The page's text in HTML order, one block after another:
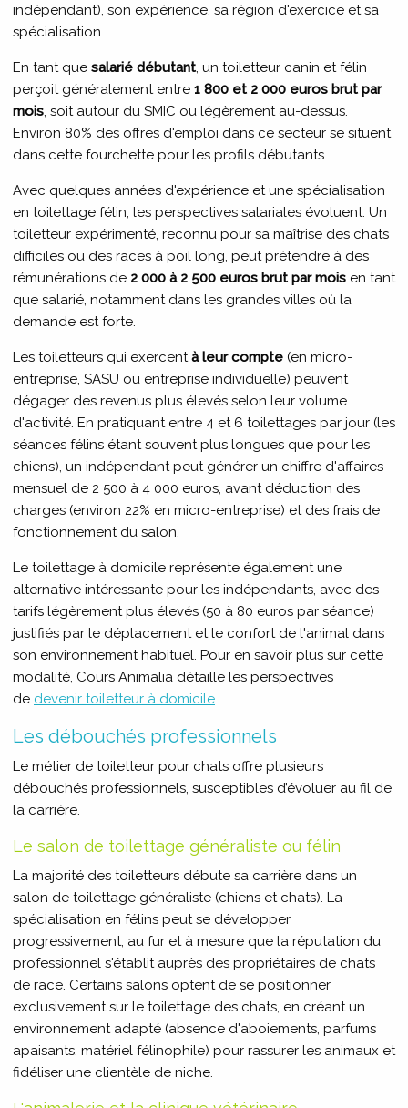
indépendant), son expérience, sa région d'exercice et sa
spécialisation.
En tant que salarié débutant, un toiletteur canin et félin
perçoit généralement entre 1 800 et 2 000 euros brut par
mois, soit autour du SMIC ou légèrement au-dessus.
Environ 80% des offres d'emploi dans ce secteur se situent
dans cette fourchette pour les profils débutants.
Avec quelques années d'expérience et une spécialisation
en toilettage félin, les perspectives salariales évoluent. Un
toiletteur expérimenté, reconnu pour sa maîtrise des chats
difficiles ou des races à poil long, peut prétendre à des
rémunérations de 2 000 à 2 500 euros brut par mois en tant
que salarié, notamment dans les grandes villes où la
demande est forte.
Les toiletteurs qui exercentà leur compte (en micro-
entreprise, SASU ou entreprise individuelle) peuvent
dégager des revenus plus élevés selon leur volume
d'activité. En pratiquant entre 4 et 6 toilettages par jour (les
séances félins étant souvent plus longues que pour les
chiens), un indépendant peut générer un chiffre d'affaires
mensuel de 2 500 à 4 000 euros, avant déduction des
charges (environ 22% en micro-entreprise) et des frais de
fonctionnement du salon.
Le toilettage à domicile représente également une
alternative intéressante pour les indépendants, avec des
tarifs légèrement plus élevés (50 à 80 euros par séance)
justifiés par le déplacement et le confort de l'animal dans
son environnement habituel. Pour en savoir plus sur cette
modalité, Cours Animalia détaille les perspectives
de devenir toiletteur à domicile.
Les débouchés professionnels
Le métier de toiletteur pour chats offre plusieurs
débouchés professionnels, susceptibles d’évoluer au fil de
la carrière.
Le salon de toilettage généraliste ou félin
La majorité des toiletteurs débute sa carrière dans un
salon de toilettage généraliste (chiens et chats). La
spécialisation en félins peut se développer
progressivement, au fur et à mesure que la réputation du
professionnel s'établit auprès des propriétaires de chats
de race. Certains salons optent de se positionner
exclusivement sur le toilettage des chats, en créant un
environnement adapté (absence d'aboiements, parfums
apaisants, matériel félinophile) pour rassurer les animaux et
fidéliser une clientèle de niche.